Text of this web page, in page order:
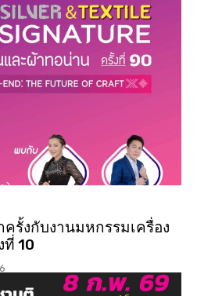
รั้งกับงานมหกรรมเครื่อง
ที่ 10